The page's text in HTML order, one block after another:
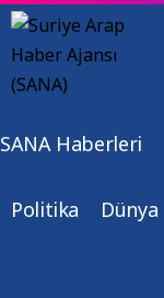
SANA Haberleri
Politika Dünya